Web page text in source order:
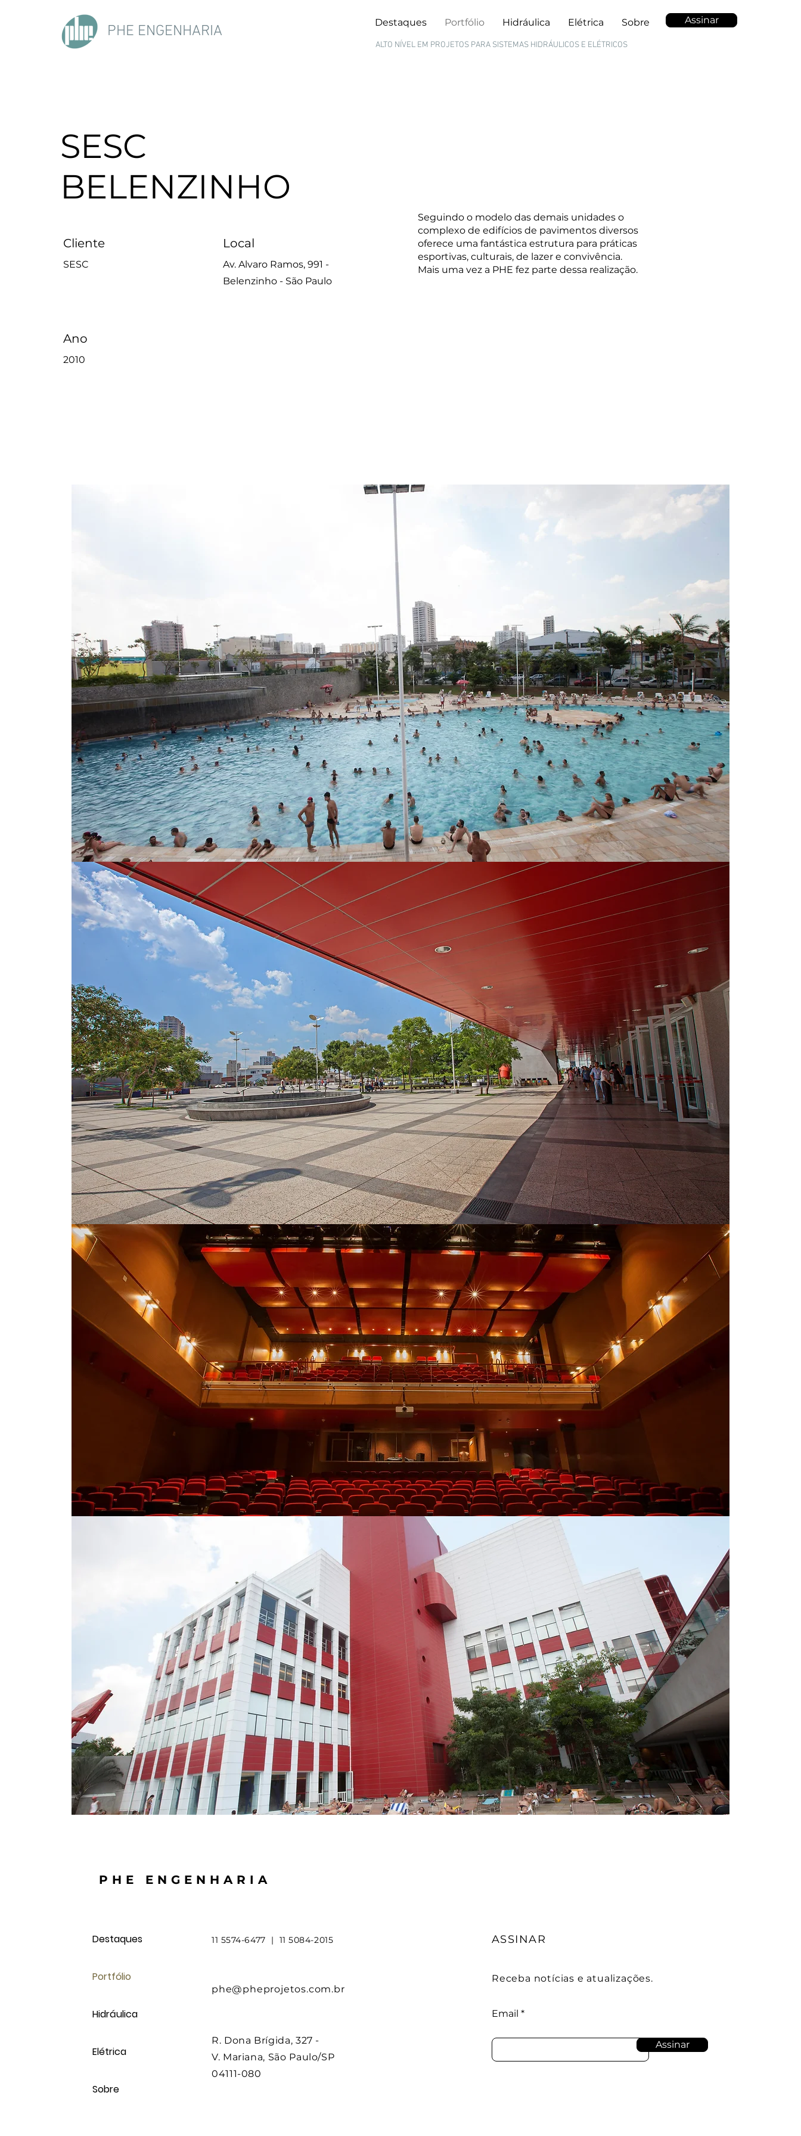
PHE ENGENHARIA
Destaques Portfólio Hidráulica Elétrica Sobre Assinar
ALTO NÍVEL EM PROJETOS PARA SISTEMAS HIDRÁULICOS E ELÉTRICOS
SESC
BELENZINHO
Cliente
SESC
Local
Av. Alvaro Ramos, 991 -
Belenzinho - São Paulo
Ano
2010
Seguindo o modelo das demais unidades o
complexo de edifícios de pavimentos diversos
oferece uma fantástica estrutura para práticas
esportivas, culturais, de lazer e convivência.
Mais uma vez a PHE fez parte dessa realização.
PHE ENGENHARIA
Destaques
Portfólio
Hidráulica
Elétrica
Sobre
11 5574-6477 | 11 5084-2015
phe@pheprojetos.com.br
R. Dona Brígida, 327 -
V. Mariana, São Paulo/SP
04111-080
ASSINAR
Receba notícias e atualizações.
Email
Assinar